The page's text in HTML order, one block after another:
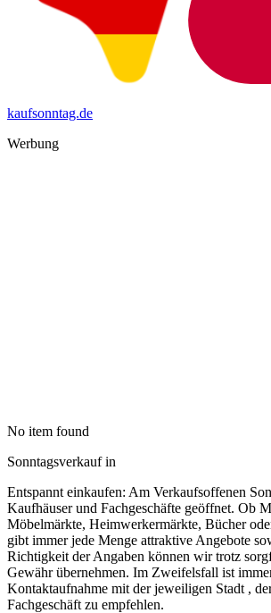
kaufsonntag.de
Werbung
No item found
Sonntagsverkauf in
Entspannt einkaufen: Am Verkaufsoffenen
Kaufhäuser und Fachgeschäfte geöffnet. Ob
Möbelmärkte, Heimwerkermärkte, Bücher
gibt immer jede Menge attraktive Angebote
Richtigkeit der Angaben können wir trotz
Gewähr übernehmen. Im Zweifelsfall ist
Kontaktaufnahme mit der jeweiligen Stadt ,
Fachgeschäft zu empfehlen.